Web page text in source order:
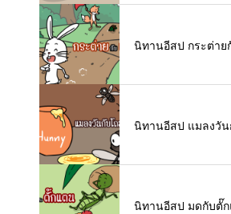
นิทานอีสป กระต่าย
นิทานอีสป แมลงวัน
นิทานอีสป มดกับตั๊